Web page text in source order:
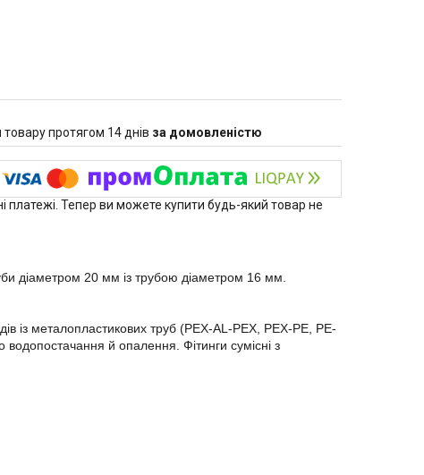
протягом 14 днів за домовленістю
платежі. Тепер ви можете купити будь-який товар не
діаметром 20 мм із трубою діаметром 16 мм.
із металопластикових труб (PEX-AL-PEX, PEX-PE, PE-
й опалення. Фітинги сумісні з